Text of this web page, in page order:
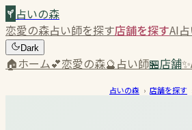
占いの森
恋愛の森占い師を探す店舗を探すAI
Dark
🏠ホーム💕恋愛の森🔮占い師🏪店舗✨
占いの森 › 店舗を探す